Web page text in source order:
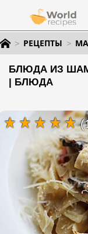
РЕЦЕПТЫ
БЛЮДА ИЗ
| БЛЮДА